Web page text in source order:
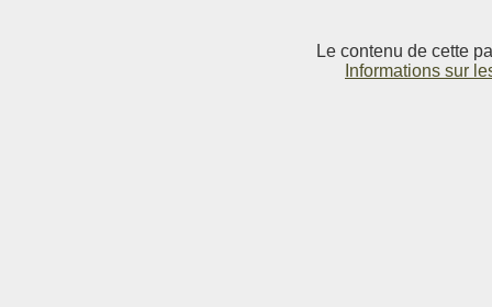
Le contenu de cette
Informations sur